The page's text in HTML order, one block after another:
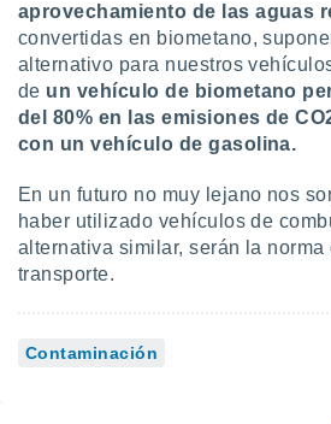
aprovechamiento de las aguas
convertidas en biometano,
alternativo para nuestros
de un vehículo de biometano
del 80% en las emisiones de
con un vehículo de gasolina.
En un futuro no muy lejano nos
haber utilizado vehículos de
alternativa similar, serán la
transporte.
Contaminación